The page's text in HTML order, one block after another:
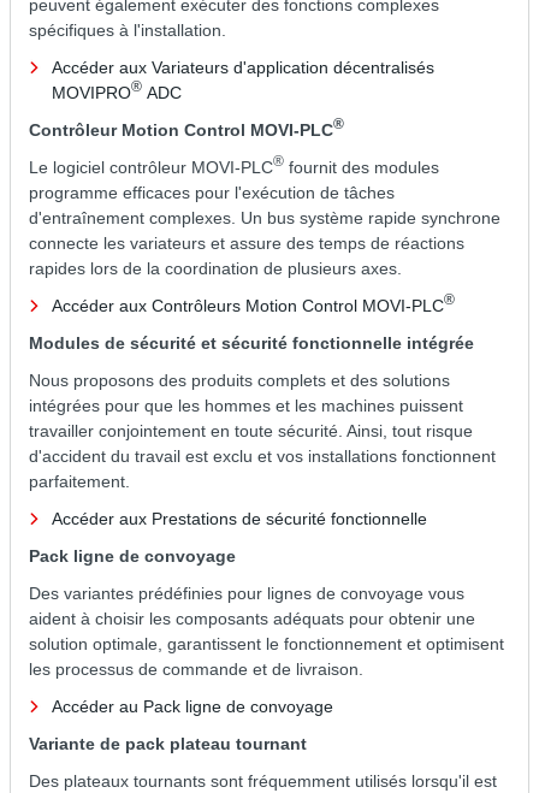
peuvent également exécuter des fonctions complexes
spécifiques à l'installation.
Accéder aux Variateurs d'application décentralisés
MOVIPRO® ADC
Contrôleur Motion Control MOVI-PLC®
Le logiciel contrôleur MOVI-PLC® fournit des modules
programme efficaces pour l'exécution de tâches
d'entraînement complexes. Un bus système rapide synchrone
connecte les variateurs et assure des temps de réactions
rapides lors de la coordination de plusieurs axes.
Accéder aux Contrôleurs Motion Control MOVI-PLC®
Modules de sécurité et sécurité fonctionnelle intégrée
Nous proposons des produits complets et des solutions
intégrées pour que les hommes et les machines puissent
travailler conjointement en toute sécurité. Ainsi, tout risque
d'accident du travail est exclu et vos installations fonctionnent
parfaitement.
Accéder aux Prestations de sécurité fonctionnelle
Pack ligne de convoyage
Des variantes prédéfinies pour lignes de convoyage vous
aident à choisir les composants adéquats pour obtenir une
solution optimale, garantissent le fonctionnement et optimisent
les processus de commande et de livraison.
Accéder au Pack ligne de convoyage
Variante de pack plateau tournant
Des plateaux tournants sont fréquemment utilisés lorsqu'il est